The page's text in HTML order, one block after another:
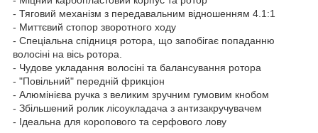
- Тяговий механізм з передавальним відношенням 4.1:1
- Миттєвий стопор зворотного ходу
- Спеціальна спідниця ротора, що запобігає попаданню
волосіні на вісь ротора.
- Чудове укладання волосіні та балансування ротора
- "Повільний" передній фрикціон
- Алюмінієва ручка з великим зручним гумовим кнобом
- Збільшений ролик лісоукладача з антизакручувачем
- Ідеальна для коропового та серфового лову